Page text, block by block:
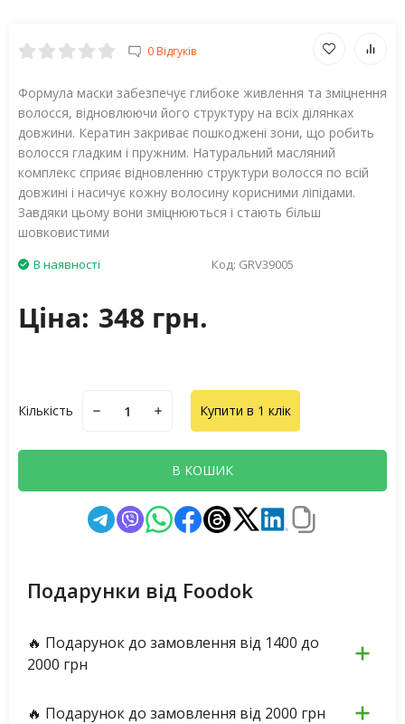
0 Відгуків
Формула маски забезпечує глибоке живлення та зміцнення
волосся, відновлюючи його структуру на всіх ділянках
довжини. Кератин закриває пошкоджені зони, що робить
волосся гладким і пружним. Натуральний масляний
комплекс сприяє відновленню структури волосся по всій
довжині і насичує кожну волосину корисними ліпідами.
Завдяки цьому вони зміцнюються і стають більш
шовковистими
В наявності Код: GRV39005
Ціна: 348 грн.
Кількість Купити в 1 клік
В КОШИК
Подарунки від Foodok
🔥 Подарунок до замовлення від 1400 до
2000 грн
🔥 Подарунок до замовлення від 2000 грн